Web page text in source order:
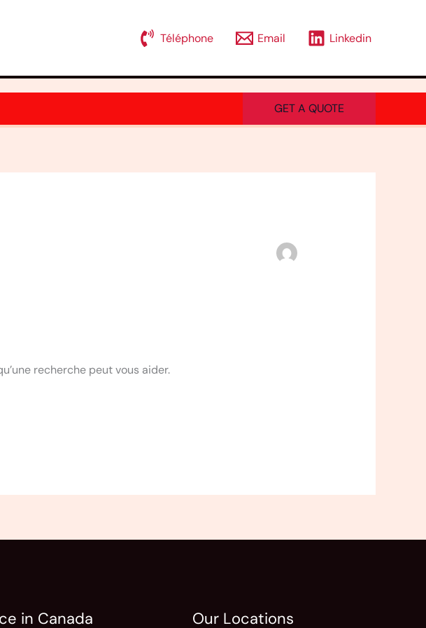
Téléphone Email Linkedin
GET A QUOTE
recherche peut vous aider.
in Canada Our Locations